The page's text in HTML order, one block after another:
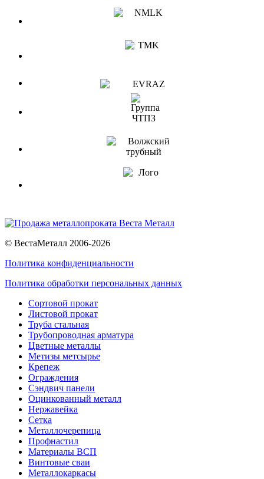
© ВестаМеталл 2006-2026
Политика конфиденциальности
Политика обработки персональных данных
Сортовой прокат
Листовой прокат
Труба стальная
Трубопроводная арматура
Цветные металлы
Метизы метсырье
Крепеж
Ограждения
Сэндвич панели
Оцинкованный металл
Нержавейка
Сетка
Металлочерепица
Профнастил
Материалы ВСП
Винтовые сваи
Металлокаркасы